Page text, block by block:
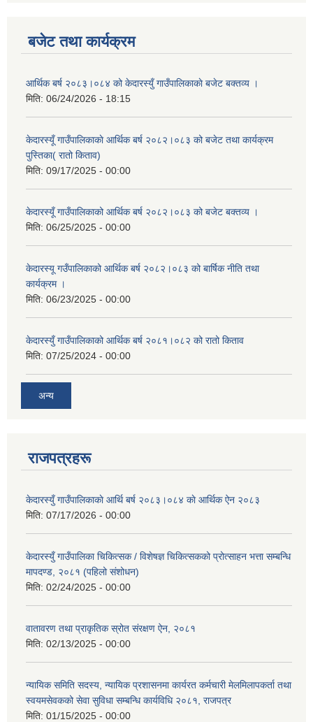
बजेट तथा कार्यक्रम
आर्थिक बर्ष २०८३।०८४ को केदारस्युँ गाउँपालिकाकाे बजेट बक्तव्य ।
मिति: 06/24/2026 - 18:15
केदारस्यूँ गाउँपालिकाकाे आर्थिक बर्ष २०८२।०८३ को बजेट तथा कार्यक्रम
पुस्तिका( रातो किताव)
मिति: 09/17/2025 - 00:00
केदारस्यूँ गाउँपालिकाको आर्थिक बर्ष २०८२।०८३ को बजेट बक्तव्य ।
मिति: 06/25/2025 - 00:00
केदारस्यू गउँपालिकाको आर्थिक बर्ष २०८२।०८३ को बार्षिक नीति तथा
कार्यक्रम ।
मिति: 06/23/2025 - 00:00
केदारस्युँ गाउँपालिकाको आर्थिक बर्ष २०८१।०८२ को रातो किताव
मिति: 07/25/2024 - 00:00
अन्य
राजपत्रहरू
केदारस्युँ गाउँपालिकाकाे आर्थि बर्ष २०८३।०८४ काे आर्थिक ऐन २०८३
मिति: 07/17/2026 - 00:00
केदारस्युँ गाउँपालिका चिकित्सक / विशेषज्ञ चिकित्सकको प्रोत्साहन भत्ता सम्बन्धि
मापदण्ड, २०८१ (पहिलो संशोधन)
मिति: 02/24/2025 - 00:00
वातावरण तथा प्राकृतिक स्रोत संरक्षण ऐन, २०८१
मिति: 02/13/2025 - 00:00
न्यायिक समिति सदस्य, न्यायिक प्रशासनमा कार्यरत कर्मचारी मेलमिलापकर्ता तथा
स्वयमसेवकको सेवा सुविधा सम्बन्धि कार्यविधि २०८१, राजपत्र
मिति: 01/15/2025 - 00:00